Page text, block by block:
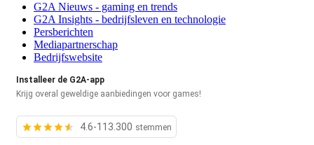
G2A Nieuws - gaming en trends
G2A Insights - bedrijfsleven en technologie
Persberichten
Mediapartnerschap
Bedrijfswebsite
Installeer de G2A-app
Krijg overal geweldige aanbiedingen voor games!
4.6-113.300 stemmen